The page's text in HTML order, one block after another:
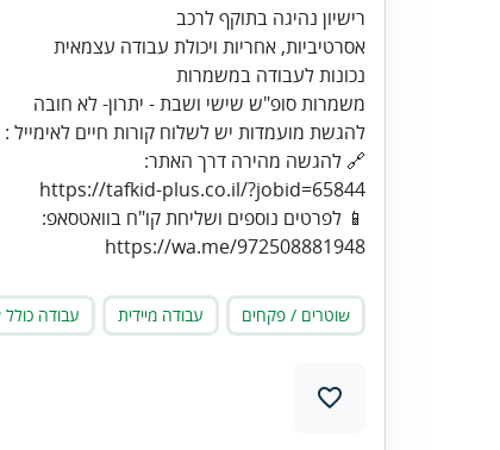
משמרות סופ"ש שישי ושבת - יתרון- לא חובה
https://wa.me/972508881948
שוטרים / פקחים עבודה מיידית עבודה כולל